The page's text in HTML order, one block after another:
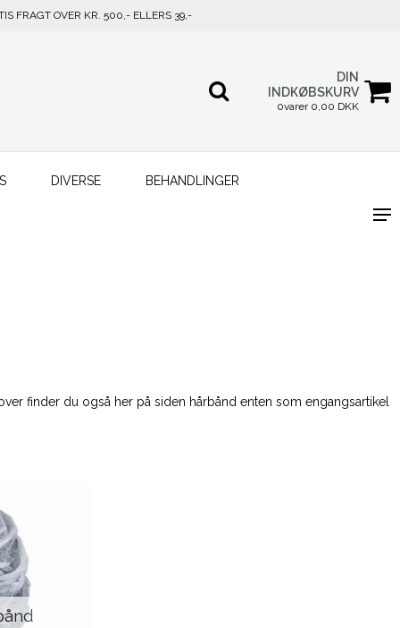
FRAGT OVER KR. 500,- ELLERS 39,-
DIN
INDKØBSKURV
0varer 0,00 DKK
DIVERSE BEHANDLINGER
finder du også her på siden hårbånd enten som engangsartikel